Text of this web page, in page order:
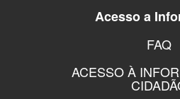
Acesso a
FAQ
ACESSO À